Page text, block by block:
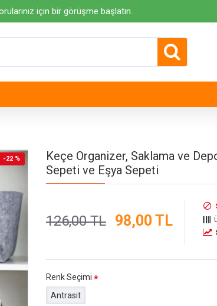
için bir görüşme başlatın.
-22 %
Keçe Organizer, Saklama ve
Sepeti ve Eşya Sepeti
98,00 TL
126,00 TL
Renk Seçimi
Antrasit